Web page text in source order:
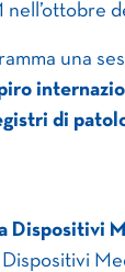
una
di
Dispositivi